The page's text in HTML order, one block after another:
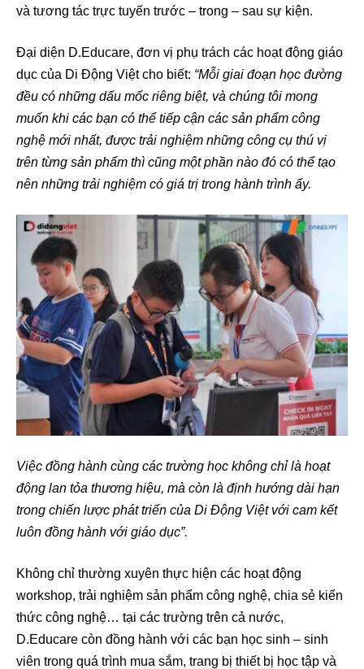
và tương tác trực tuyến trước – trong – sau sự kiện.
Đại diện D.Educare, đơn vị phụ trách các hoạt động giáo
dục của Di Động Việt cho biết: “Mỗi giai đoạn học đường
đều có những dấu mốc riêng biệt, và chúng tôi mong
muốn khi các bạn có thể tiếp cận các sản phẩm công
nghệ mới nhất, được trải nghiệm những công cụ thú vị
trên từng sản phẩm thì cũng một phần nào đó có thể tạo
nên những trải nghiệm có giá trị trong hành trình ấy.
Việc đồng hành cùng các trường học không chỉ là hoạt
động lan tỏa thương hiệu, mà còn là định hướng dài hạn
trong chiến lược phát triển của Di Động Việt với cam kết
luôn đồng hành với giáo dục”.
Không chỉ thường xuyên thực hiện các hoạt động
workshop, trải nghiệm sản phẩm công nghệ, chia sẻ kiến
thức công nghệ… tại các trường trên cả nước,
D.Educare còn đồng hành với các bạn học sinh – sinh
viên trong quá trình mua sắm, trang bị thiết bị học tập và